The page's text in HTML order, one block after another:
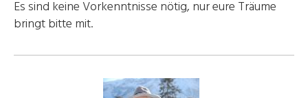
Es sind keine Vorkenntnisse nötig, nur eure Träume
bringt bitte mit.